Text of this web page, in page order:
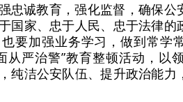
忠诚教育，强化监督，确保公
国家、忠于人民、忠于法律的
要加强业务学习，做到常学
从严治警”教育整顿活动，以
纯洁公安队伍、提升政治能